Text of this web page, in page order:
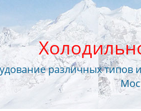
различных типов